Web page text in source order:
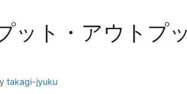
ット・アウトプ
takagi-jyuku